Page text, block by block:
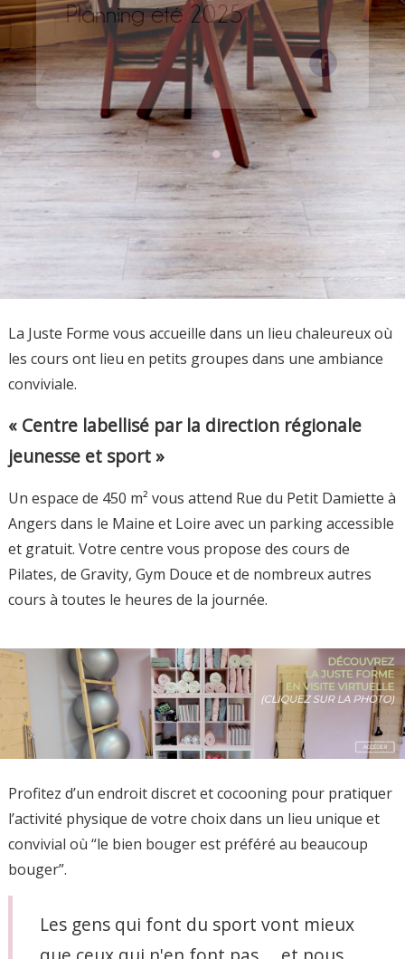
Planning été 2025
La Juste Forme vous accueille dans un lieu chaleureux où
les cours ont lieu en petits groupes dans une ambiance
conviviale.
« Centre labellisé par la direction régionale
jeunesse et sport »
Un espace de 450 m² vous attend Rue du Petit Damiette à
Angers dans le Maine et Loire avec un parking accessible
et gratuit. Votre centre vous propose des cours de
Pilates, de Gravity, Gym Douce et de nombreux autres
cours à toutes le heures de la journée.
Profitez d’un endroit discret et cocooning pour pratiquer
l’activité physique de votre choix dans un lieu unique et
convivial où “le bien bouger est préféré au beaucoup
bouger”.
Les gens qui font du sport vont mieux